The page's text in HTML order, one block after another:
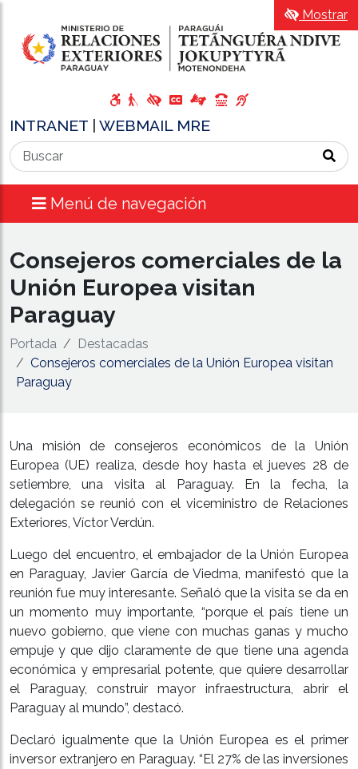
INTRANET WEBMAIL MRE
Menú de navegación
Mostrar
Consejeros comerciales de la
Unión Europea visitan
Paraguay
Portada
Destacadas
Consejeros comerciales de la Unión Europea visitan
Paraguay
Una misión de consejeros económicos de la Unión
Europea (UE) realiza, desde hoy hasta el jueves 28 de
setiembre, una visita al Paraguay. En la fecha, la
delegación se reunió con el viceministro de Relaciones
Exteriores, Víctor Verdún.
Luego del encuentro, el embajador de la Unión Europea
en Paraguay, Javier García de Viedma, manifestó que la
reunión fue muy interesante. Señaló que la visita se da en
un momento muy importante, “porque el país tiene un
nuevo gobierno, que viene con muchas ganas y mucho
empuje y que dijo claramente de que tiene una agenda
económica y empresarial potente, que quiere desarrollar
el Paraguay, construir mayor infraestructura, abrir el
Paraguay al mundo”, destacó.
Declaró igualmente que la Unión Europea es el primer
inversor extranjero en Paraguay. “El 27% de las inversiones